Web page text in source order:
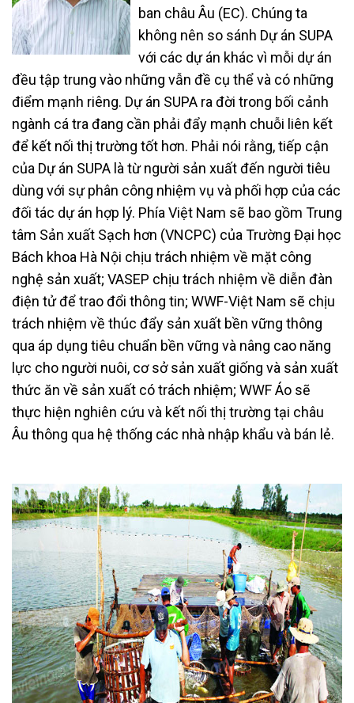
ban châu Âu (EC). Chúng ta
không nên so sánh Dự án SUPA
với các dự án khác vì mỗi dự án
đều tập trung vào những vẫn đề cụ thể và có những
điểm mạnh riêng. Dự án SUPA ra đời trong bối cảnh
ngành cá tra đang cần phải đẩy mạnh chuỗi liên kết
để kết nối thị trường tốt hơn. Phải nói rằng, tiếp cận
của Dự án SUPA là từ người sản xuất đến người tiêu
dùng với sự phân công nhiệm vụ và phối hợp của các
đối tác dự án hợp lý. Phía Việt Nam sẽ bao gồm Trung
tâm Sản xuất Sạch hơn (VNCPC) của Trường Đại học
Bách khoa Hà Nội chịu trách nhiệm về mặt công
nghệ sản xuất; VASEP chịu trách nhiệm về diễn đàn
điện tử để trao đổi thông tin; WWF-Việt Nam sẽ chịu
trách nhiệm về thúc đẩy sản xuất bền vững thông
qua áp dụng tiêu chuẩn bền vững và nâng cao năng
lực cho người nuôi, cơ sở sản xuất giống và sản xuất
thức ăn về sản xuất có trách nhiệm; WWF Áo sẽ
thực hiện nghiên cứu và kết nối thị trường tại châu
Âu thông qua hệ thống các nhà nhập khẩu và bán lẻ.